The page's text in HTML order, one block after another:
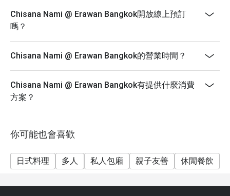
Chisana Nami @ Erawan Bangkok開放線上預訂
嗎？
Chisana Nami @ Erawan Bangkok的營業時間？
Chisana Nami @ Erawan Bangkok有提供什麼消費
方案？
你可能也會喜歡
日式料理 多人 私人包廂 親子友善 休閒餐飲